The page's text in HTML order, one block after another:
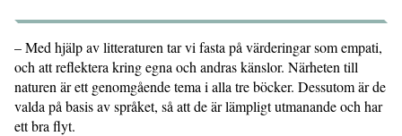
– Med hjälp av litteraturen tar vi fasta på värderingar som empati,
och att reflektera kring egna och andras känslor. Närheten till
naturen är ett genomgående tema i alla tre böcker. Dessutom är de
valda på basis av språket, så att de är lämpligt utmanande och har
ett bra flyt.